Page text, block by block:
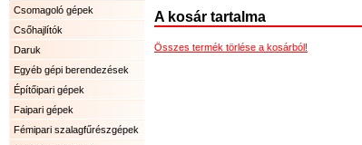
Csomagoló gépek
Csőhajlítók
Daruk
Egyéb gépi berendezések
Építőipari gépek
Faipari gépek
Fémipari szalagfűrészgépek
A kosár tartalma
Összes termék törlése a kosárból!